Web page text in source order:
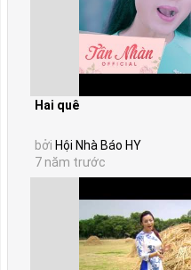
Hai quê
bởi Hội Nhà Báo HY
7 năm trước